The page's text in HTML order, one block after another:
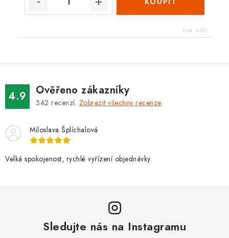
Kód: 6531
4.9 Ověřeno zákazníky
342 recenzí. Zobrazit všechny recenze
Miloslava Šplíchalová
Velká spokojenost, rychlé vyřízení objednávky.
Sledujte nás na Instagramu